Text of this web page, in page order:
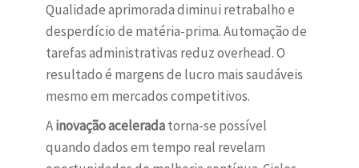
Qualidade aprimorada diminui retrabalho e
desperdício de matéria-prima. Automação de
tarefas administrativas reduz overhead. O
resultado é margens de lucro mais saudáveis
mesmo em mercados competitivos.
Ainovação aceleradatorna-se possível
quando dados em tempo real revelam